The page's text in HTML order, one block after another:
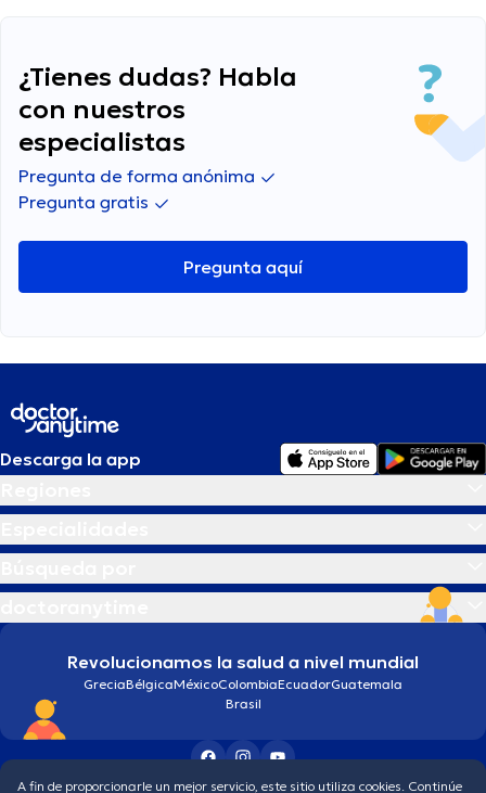
¿Tienes dudas? Habla
con nuestros
especialistas
Pregunta de forma anónima
Pregunta gratis
Pregunta aquí
Descarga la app
Revolucionamos la salud a nivel mundial
GreciaBélgicaMéxicoColombiaEcuadorGuatemala
Brasil
A fin de proporcionarle un mejor servicio, este sitio utiliza cookies. Continúe